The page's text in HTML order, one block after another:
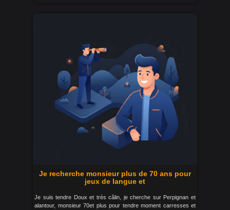
Je recherche monsieur plus de 70 ans pour
jeux de langue et
Je suis tendre Doux et très câlin, je cherche sur Perpignan et
alantour, monsieur 70et plus pour tendre moment carresses et